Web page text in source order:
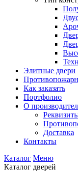
Элитные двери
Как заказать
Портфолио
О
Доставка
Контакты
Каталог Меню
Каталог дверей